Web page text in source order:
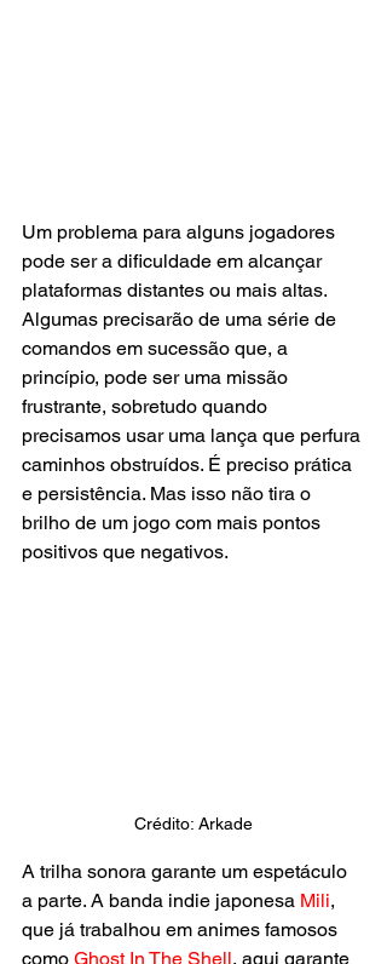
Um problema para alguns jogadores
pode ser a dificuldade em alcançar
plataformas distantes ou mais altas.
Algumas precisarão de uma série de
comandos em sucessão que, a
princípio, pode ser uma missão
frustrante, sobretudo quando
precisamos usar uma lança que perfura
caminhos obstruídos. É preciso prática
e persistência. Mas isso não tira o
brilho de um jogo com mais pontos
positivos que negativos.
Crédito: Arkade
A trilha sonora garante um espetáculo
a parte. A banda indie japonesa Mili,
que já trabalhou em animes famosos
como Ghost In The Shell, aqui garante